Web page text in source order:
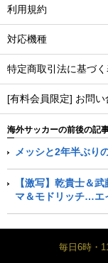
利用規約
対応機種
特定商取引法に基づ
[有料会員限定] お問い
海外サッカーの前後の記
メッシと2年半ぶり
【激写】乾貴士＆
マ＆モドリッチ…エ
毎日6時・